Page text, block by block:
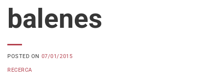
balenes
POSTED ON 07/01/2015
RECERCA